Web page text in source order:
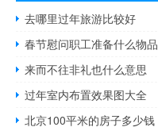
去哪里过年旅游比较好
春节慰问职工准备什么物品
来而不往非礼也什么意思
过年室内布置效果图大全
北京100平米的房子多少钱